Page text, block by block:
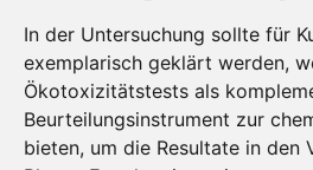
In der Untersuchung sollte für
exemplarisch geklärt werden,
Ökotoxizitätstests als
Beurteilungsinstrument zur
bieten, um die Resultate in den